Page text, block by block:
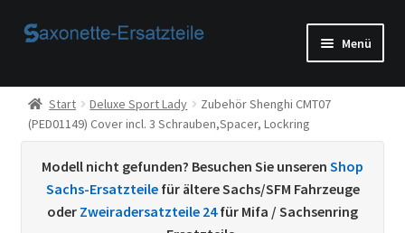
Zur
Zum
Menü
Start
AGB
Beispiel-Seite
Start Deluxe Sport Lady
Zubehör Shenghi CMT07
(PED01149) Cover incl. 3 Schrauben,Spacer, Lockring
Modell nicht gefunden? Besuchen Sie unseren Shop
Sachs-Ersatzteilefür ältere Sachs/SFM Fahrzeuge
oder Zweiradersatzteile 24für Mifa / Sachsenring